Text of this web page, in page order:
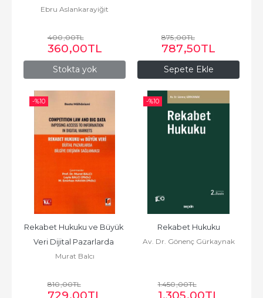
Stokta yok
Denetlenmesi
Ebru Aslankarayiğit
400,00TL
360,00TL
Sepete Ekle
875,00TL
787,50TL
-%10
Rekabet Hukuku ve Büyük
Veri Dijital Pazarlarda
Bilgiye Erişimin Sağlanması
Murat Balcı
810,00TL
729,00TL
-%10
Rekabet Hukuku
Av. Dr. Gönenç Gürkaynak
1.450,00TL
1.305,00TL